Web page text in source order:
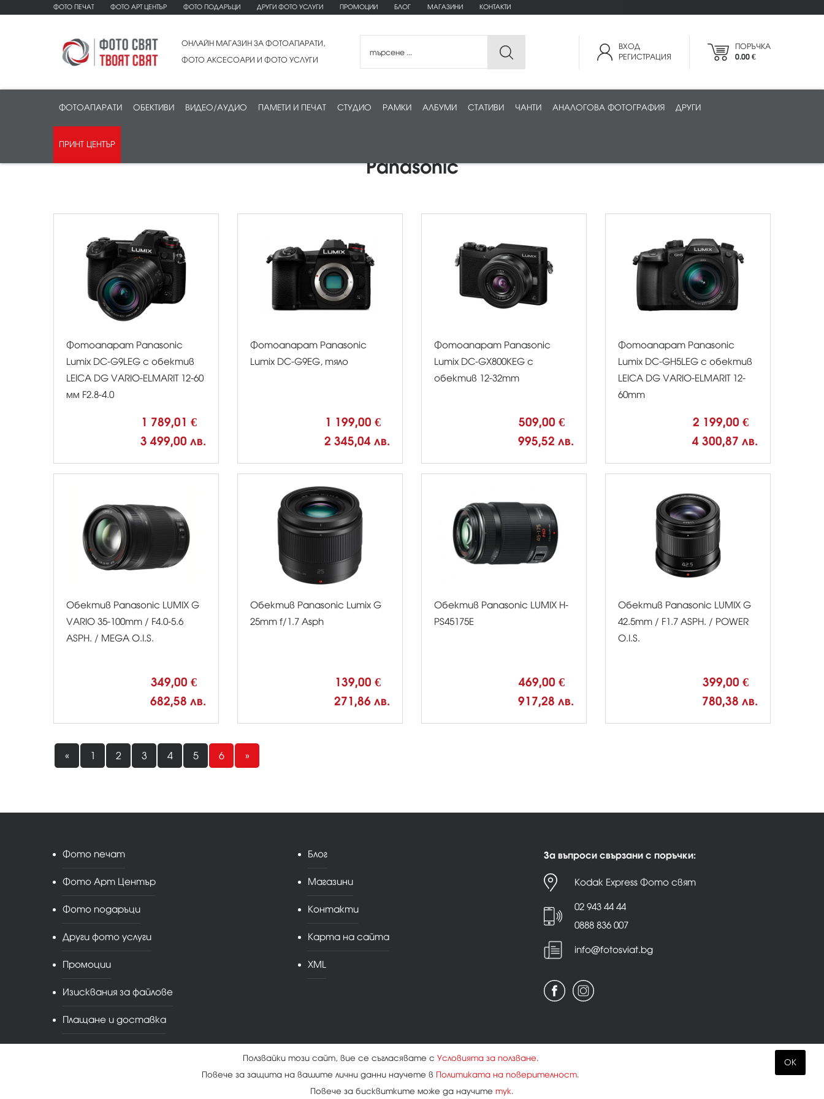
ФОТО ПЕЧАТ ФОТО АРТ ЦЕНТЪР ФОТО ПОДАРЪЦИ ДРУГИ ФОТО УСЛУГИ ПРОМОЦИИ БЛОГ МАГАЗИНИ КОНТАКТИ
ОНЛАЙН МАГАЗИН ЗА ФОТОАПАРАТИ,
ФОТО АКСЕСОАРИ И ФОТО УСЛУГИ
ВХОД
РЕГИСТРАЦИЯ
ПОРЪЧКА
0.00 €
ФОТОАПАРАТИ ОБЕКТИВИ ВИДЕО/АУДИО ПАМЕТИ И ПЕЧАТ СТУДИО РАМКИ АЛБУМИ СТАТИВИ ЧАНТИ АНАЛОГОВА ФОТОГРАФИЯ ДРУГИ
ПРИНТ ЦЕНТЪР
Panasonic
Фотоапарат Panasonic
Lumix DC-G9LEG с обектив
LEICA DG VARIO-ELMARIT 12-60
мм F2.8-4.0
1 789,01 €
3 499,00 лв.
Фотоапарат Panasonic
Lumix DC-G9EG, тяло
1 199,00 €
2 345,04 лв.
Фотоапарат Panasonic
Lumix DC-GX800KEG с
обектив 12-32mm
509,00 €
995,52 лв.
Фотоапарат Panasonic
Lumix DC-GH5LEG с обектив
LEICA DG VARIO-ELMARIT 12-
60mm
2 199,00 €
4 300,87 лв.
Обектив Panasonic LUMIX G
VARIO 35-100mm / F4.0-5.6
ASPH. / MEGA O.I.S.
349,00 €
682,58 лв.
Обектив Panasonic Lumix G
25mm f/1.7 Asph
139,00 €
271,86 лв.
Обектив Panasonic LUMIX H-
PS45175E
469,00 €
917,28 лв.
Обектив Panasonic LUMIX G
42.5mm / F1.7 ASPH. / POWER
O.I.S.
399,00 €
780,38 лв.
« 1 2 3 4 5 6 »
Фото печат
Фото Арт Център
Фото подаръци
Други фото услуги
Промоции
Изисквания за файлове
Плащане и доставка
Блог
Магазини
Контакти
Карта на сайта
XML
За въпроси свързани с поръчки:
Kodak Express Фото свят
02 943 44 44
0888 836 007
info@fotosviat.bg
Бисквитки
OK
Ползвайки този сайт, вие се съгласявате с Условията за ползване.
Повече за защита на вашите лични данни научете в Политиката на поверителност.
Повече за бисквитките може да научите тук.